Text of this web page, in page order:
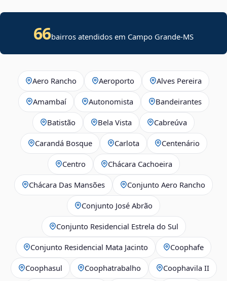
66bairros atendidos em Campo Grande-MS
Aero Rancho Aeroporto Alves Pereira
Amambaí Autonomista Bandeirantes
Batistão Bela Vista Cabreúva
Carandá Bosque Carlota Centenário
Centro Chácara Cachoeira
Chácara Das Mansões Conjunto Aero Rancho
Conjunto José Abrão
Conjunto Residencial Estrela do Sul
Conjunto Residencial Mata Jacinto Coophafe
Coophasul Coophatrabalho Coophavila II